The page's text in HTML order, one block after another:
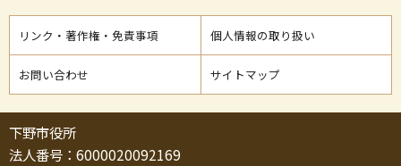
リンク・著作権・免責事項 個人情報の取り扱い
お問い合わせ サイトマップ
下野市役所
法人番号：6000020092169